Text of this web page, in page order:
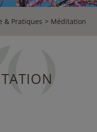
& Pratiques Méditation